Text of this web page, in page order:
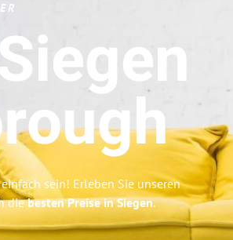
sein! Erleben Sie unseren
diebesten Preise in Siegen.